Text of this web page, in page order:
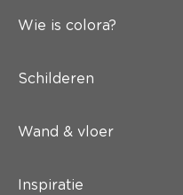
Wie is colora?
Schilderen
Wand & vloer
Inspiratie